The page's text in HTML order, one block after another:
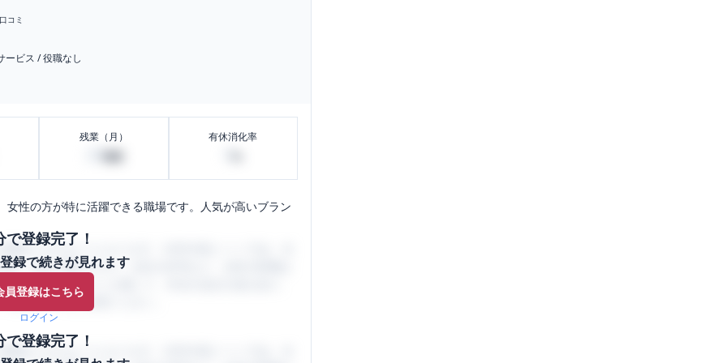
コミ
ービス /役職なし
残業（月） 有休消化率
性の方が特に活躍できる職場です。人気が高いブラン
で登録完了！
録で続きが見れます
員登録はこちら
ログイン
覧ができるようになります。SHEHUB(シーハブ)は、女
・女性の働きやすさ・会社の評判など、女性の転職は
元社員）の口コミを通して、本当の会社の姿を知り、
ひサイトをご活用ください。
で登録完了！
覧ができるようになります。SHEHUB(シーハブ)は、女